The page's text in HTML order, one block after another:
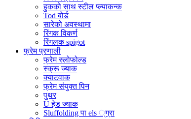
हुकको साथ स्टील प्ल्याकन्क
Tod बोर्ड
सारेको अवस्थामा
रिंगक विकर्ण
रिंगलक spigot
फ्रेम प्रणाली
फ्रेम स्लोफोल्ड
स्क्रू ज्याक
क्याटवाक
फ्रेम संयुक्त पिन
पुथर
U हेड ज्याक
Sluffolding पा els ्ग्रा